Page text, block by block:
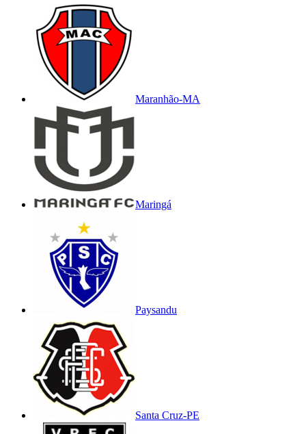
Maranhão-MA
Maringá
Paysandu
Santa Cruz-PE